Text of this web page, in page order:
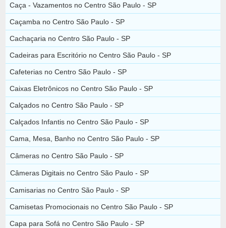
Caça - Vazamentos no Centro São Paulo - SP
Caçamba no Centro São Paulo - SP
Cachaçaria no Centro São Paulo - SP
Cadeiras para Escritório no Centro São Paulo - SP
Cafeterias no Centro São Paulo - SP
Caixas Eletrônicos no Centro São Paulo - SP
Calçados no Centro São Paulo - SP
Calçados Infantis no Centro São Paulo - SP
Cama, Mesa, Banho no Centro São Paulo - SP
Câmeras no Centro São Paulo - SP
Câmeras Digitais no Centro São Paulo - SP
Camisarias no Centro São Paulo - SP
Camisetas Promocionais no Centro São Paulo - SP
Capa para Sofá no Centro São Paulo - SP